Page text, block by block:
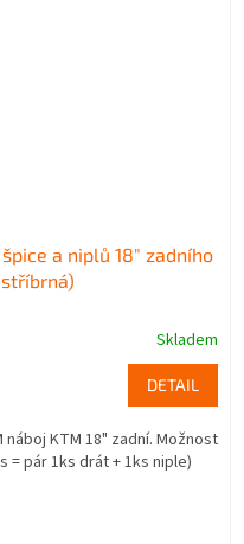
a niplů 18" zadního
Skladem
DETAIL
KTM 18" zadní. Možnost
= pár 1ks drát + 1ks niple)